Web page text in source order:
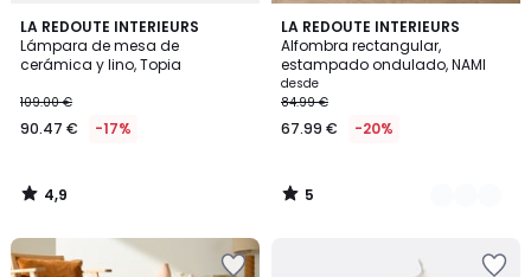
LA REDOUTE INTERIEURS
Lámpara de mesa de
cerámica y lino, Topia
109.00 €
90.47 € -17%
4,9
/ 5
4,9
/
LA REDOUTE INTERIEURS
Alfombra rectangular,
estampado ondulado, NAMI
desde
84.99 €
67.99 € -20%
5
/
5
2
Colores
5
/